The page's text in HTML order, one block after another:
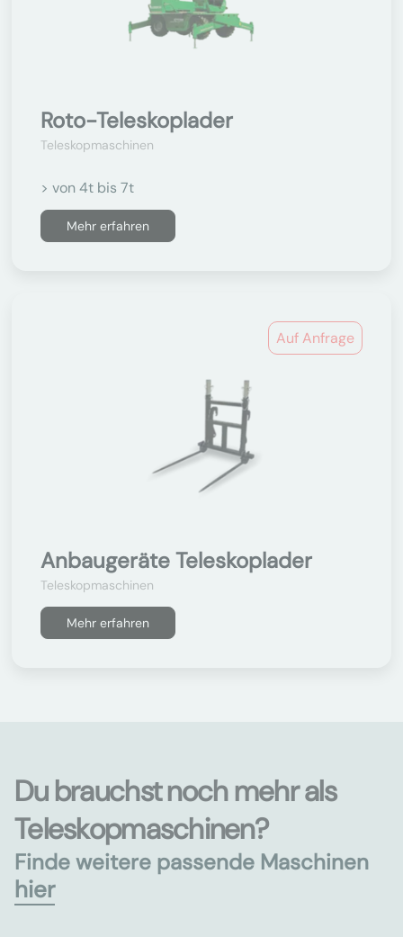
Roto-Teleskoplader
Teleskopmaschinen
> von 4t bis 7t
Mehr erfahren
Auf Anfrage
Anbaugeräte Teleskoplader
Teleskopmaschinen
Mehr erfahren
Du brauchst noch mehr als
Teleskopmaschinen?
Finde weitere passende Maschinen
hier